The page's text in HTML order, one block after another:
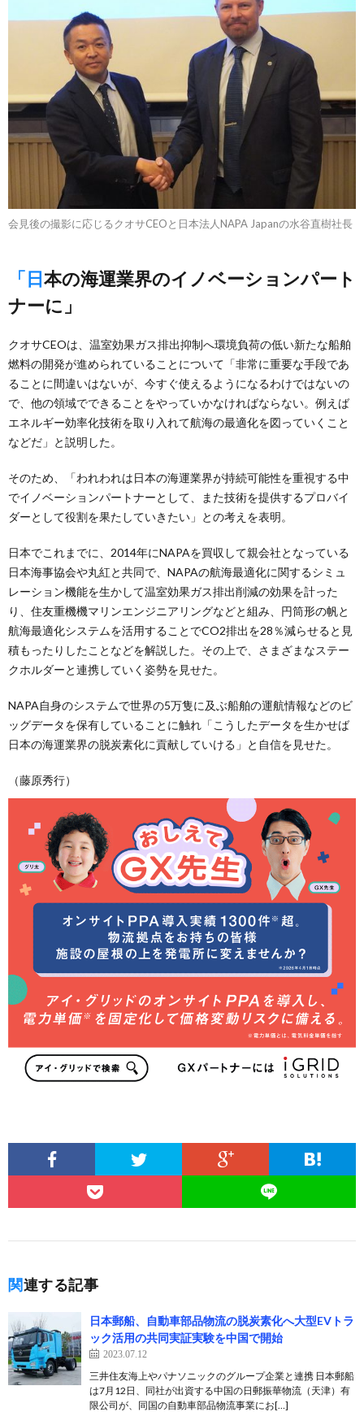
会見後の撮影に応じるクオサCEOと日本法人NAPA Japanの水谷直樹社長
「日本の海運業界のイノベーションパート
ナーに」
クオサCEOは、温室効果ガス排出抑制へ環境負荷の低い新たな船舶
燃料の開発が進められていることについて「非常に重要な手段であ
ることに間違いはないが、今すぐ使えるようになるわけではないの
で、他の領域でできることをやっていかなければならない。例えば
エネルギー効率化技術を取り入れて航海の最適化を図っていくこと
などだ」と説明した。
そのため、「われわれは日本の海運業界が持続可能性を重視する中
でイノベーションパートナーとして、また技術を提供するプロバイ
ダーとして役割を果たしていきたい」との考えを表明。
日本でこれまでに、2014年にNAPAを買収して親会社となっている
日本海事協会や丸紅と共同で、NAPAの航海最適化に関するシミュ
レーション機能を生かして温室効果ガス排出削減の効果を計った
り、住友重機機マリンエンジニアリングなどと組み、円筒形の帆と
航海最適化システムを活用することでCO2排出を28％減らせると見
積もったりしたことなどを解説した。その上で、さまざまなステー
クホルダーと連携していく姿勢を見せた。
NAPA自身のシステムで世界の5万隻に及ぶ船舶の運航情報などのビ
ッグデータを保有していることに触れ「こうしたデータを生かせば
日本の海運業界の脱炭素化に貢献していける」と自信を見せた。
（藤原秀行）
関連する記事
日本郵船、自動車部品物流の脱炭素化へ大型EVトラ
ック活用の共同実証実験を中国で開始
2023.07.12
三井住友海上やパナソニックのグループ企業と連携 日本郵船
は7月12日、同社が出資する中国の日郵振華物流（天津）有
限公司が、同国の自動車部品物流事業にお[…]